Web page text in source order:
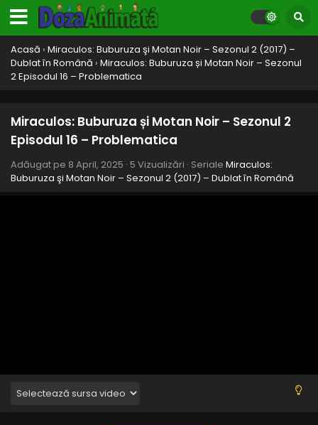
Acasă › Miraculos: Buburuza şi Motan Noir – Sezonul 2 (2017) –
Dublat în Română › Miraculos: Buburuza și Motan Noir – Sezonul
2 Episodul 16 – Problematica
Miraculos: Buburuza și Motan Noir – Sezonul 2
Episodul 16 – Problematica
Adăugat pe 8 April, 2025 · 5 Vizualizări · Seriale Miraculos:
Buburuza şi Motan Noir – Sezonul 2 (2017) – Dublat în Română
Episodul 26 – Moșul groazei
Eps 26 - Moșul groazei - 8 April, 2025
Miraculos: Buburuza și Motan Noir – Sezonul 2
Episodul 25 – Ziua eroilor Partea II: Mayura
Miraculos: Buburuza și Motan Noir – Sezonul 2
Episodul 24 – Ziua eroilor Partea I: Catalistul
Miraculos: Buburuza și Motan Noir – Sezonul 2
Episodul 23 – Malediktator